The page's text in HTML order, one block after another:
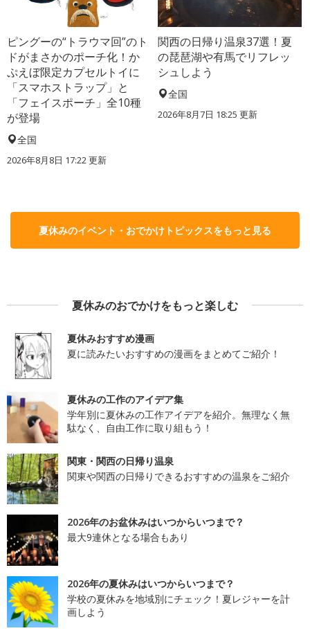
ピングーの“トラウマ回”のト
ドがまさかのポーチ化！か
ぷえぼ限定カプセルトイに
「スマホストラップ」と
「フェイスポーチ」全10種
が登場
全国
2026年8月8日 17:22更新
関西の日帰り温泉37選！夏
の琵琶湖や有馬でリフレッ
シュしよう
全国
2026年8月7日 18:25 更新
夏休みのイベント・おでかけトピックスをもっと見る
夏休みのおでかけをもっと楽しむ
夏休みおすすめ漫画
夏に読みたいおすすめの漫画をまとめてご紹介！
夏休みの工作のアイデア集
学年別に夏休みの工作アイデアを紹介。無理なく無
駄なく、自由工作に取り組もう！
関東・関西の日帰り温泉
関東や関西の日帰りできるおすすめの温泉をご紹介
2026年のお盆休みはいつからいつまで？
最大9連休となる場合もあり
2026年の夏休みはいつからいつまで？
学校の夏休みを地域別にチェック！夏レジャーを計
画しよう